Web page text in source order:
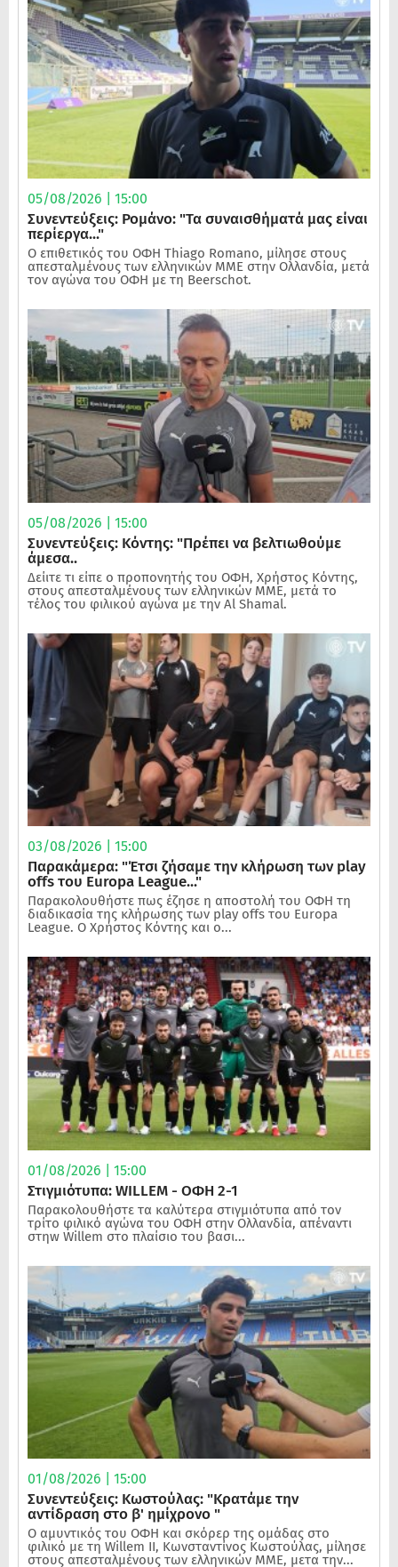
05/08/2026 | 15:00
Συνεντεύξεις: Ρομάνο: "Τα συναισθήματά μας είναι
περίεργα..."
Ο επιθετικός του ΟΦΗ Thiago Romano, μίλησε στους
απεσταλμένους των ελληνικών ΜΜΕ στην Ολλανδία, μετά
τον αγώνα του ΟΦΗ με τη Beerschot.
05/08/2026 | 15:00
Συνεντεύξεις: Κόντης: "Πρέπει να βελτιωθούμε
άμεσα..
Δείιτε τι είπε ο προπονητής του ΟΦΗ, Χρήστος Κόντης,
στους απεσταλμένους των ελληνικών ΜΜΕ, μετά το
τέλος του φιλικού αγώνα με την Al Shamal.
03/08/2026 | 15:00
Παρακάμερα: "Έτσι ζήσαμε την κλήρωση των play
offs του Europa League..."
Παρακολουθήστε πως έζησε η αποστολή του ΟΦΗ τη
διαδικασία της κλήρωσης των play offs του Europa
League. Ο Χρήστος Κόντης και ο...
01/08/2026 | 15:00
Στιγμιότυπα: WILLEM - ΟΦΗ 2-1
Παρακολουθήστε τα καλύτερα στιγμιότυπα από τον
τρίτο φιλικό αγώνα του ΟΦΗ στην Ολλανδία, απέναντι
στηw Willem στο πλαίσιο του βασι...
01/08/2026 | 15:00
Συνεντεύξεις: Κωστούλας: "Κρατάμε την
αντίδραση στο β' ημίχρονο "
Ο αμυντικός του ΟΦΗ και σκόρερ της ομάδας στο
φιλικό με τη Willem II, Κωνσταντίνος Κωστούλας, μίλησε
στους απεσταλμένους των ελληνικών ΜΜΕ, μετα την...